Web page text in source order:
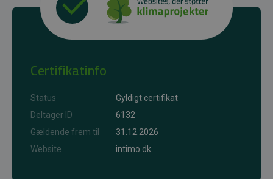
Certifikatinfo
Status
Gyldigt certifikat
Deltager ID
6132
Gældende frem til
31.12.2026
Website
intimo.dk